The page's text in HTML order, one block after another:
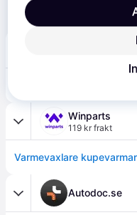
Winparts
119 kr frakt
Varmevaxlare
Autodoc.se